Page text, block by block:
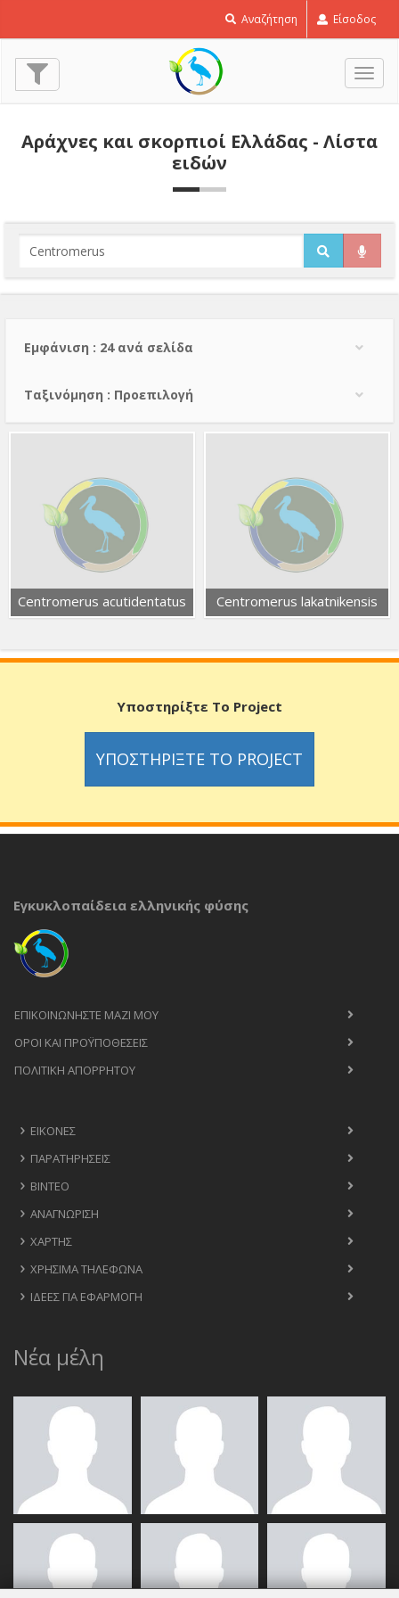
Αναζήτηση Είσοδος
Αράχνες και σκορπιοί Ελλάδας - Λίστα
ειδών
Εμφάνιση : 24 ανά σελίδα
Тαξινόμηση : Προεπιλογή
Centromerus acutidentatus Centromerus lakatnikensis
Υποστηρίξτε Το Project
ΥΠΟΣΤΗΡΊΞΤΕ ΤΟ PROJECT
Εγκυκλοπαίδεια ελληνικής φύσης
ΕΠΙΚΟΙΝΩΝΉΣΤΕ ΜΑΖΊ ΜΟΥ
ΟΡΟΙ ΚΑΙ ΠΡΟΫΠΟΘΈΣΕΙΣ
ΠΟΛΙΤΙΚΉ ΑΠΟΡΡΉΤΟΥ
ΕΙΚΌΝΕΣ
ΠΑΡΑΤΗΡΉΣΕΙΣ
ΒΊΝΤΕΟ
ΑΝΑΓΝΏΡΙΣΗ
ΧΆΡΤΗΣ
ΧΡΉΣΙΜΑ ΤΗΛΈΦΩΝΑ
ΙΔΈΕΣ ΓΙΑ ΕΦΑΡΜΟΓΉ
Νέα μέλη